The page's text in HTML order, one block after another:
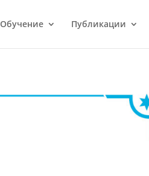
Обучение Публикации